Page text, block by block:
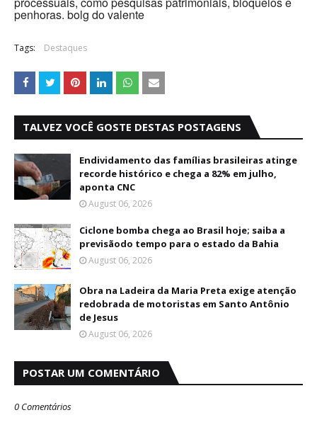
penhoras. bolg do valente
Tags: Destaques
TALVEZ VOCÊ GOSTE DESTAS POSTAGENS
Endividamento das famílias brasileiras atinge
recorde histórico e chega a 82% em julho,
aponta CNC
August 06, 2026
Ciclone bomba chega ao Brasil hoje; saiba a
previsãodo tempo para o estado da Bahia
August 06, 2026
Obra na Ladeira da Maria Preta exige atenção
redobrada de motoristas em Santo Antônio
de Jesus
August 06, 2026
POSTAR UM COMENTÁRIO
0 Comentários